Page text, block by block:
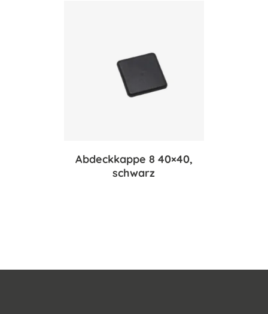
Abdeckkappe 8 40×40,
schwarz